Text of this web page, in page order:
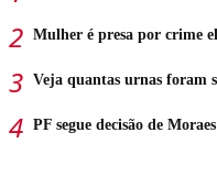
Mulher é presa por crime
Veja quantas urnas foram
PF segue decisão de